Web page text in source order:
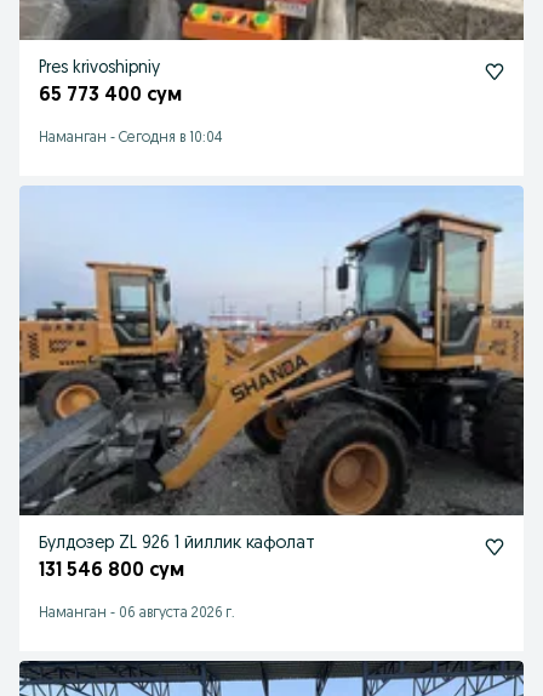
Pres krivoshipniy
65 773 400 сум
Наманган - Сегодня в 10:04
Булдозер ZL 926 1 йиллик кафолат
131 546 800 сум
Наманган - 06 августа 2026 г.